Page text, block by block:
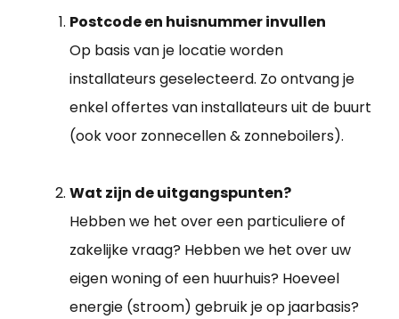
Postcode en huisnummer invullen
Op basis van je locatie worden
installateurs geselecteerd. Zo ontvang je
enkel offertes van installateurs uit de buurt
(ook voor zonnecellen & zonneboilers).
Wat zijn de uitgangspunten?
Hebben we het over een particuliere of
zakelijke vraag? Hebben we het over uw
eigen woning of een huurhuis? Hoeveel
energie (stroom) gebruik je op jaarbasis?